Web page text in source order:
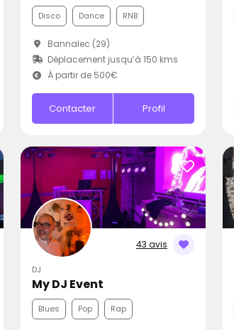
Disco Dance RNB
Bannalec (29)
Déplacement jusqu’à 150 kms
À partir de 500€
Contacter Profil
43 avis
DJ
My DJ Event
Blues Pop Rap